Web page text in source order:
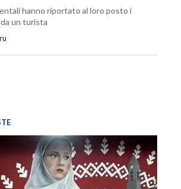
hanno riportato al loro posto i
un turista